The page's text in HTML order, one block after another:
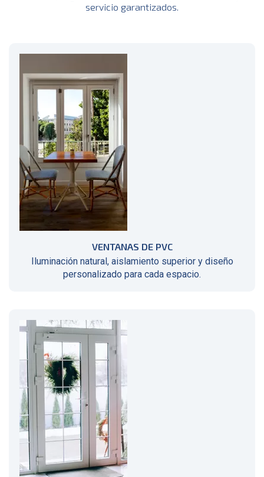
servicio garantizados.
VENTANAS DE PVC
Iluminación natural, aislamiento superior y diseño
personalizado para cada espacio.